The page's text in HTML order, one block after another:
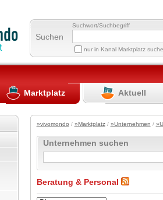
Suchen
Suchwort/Suchbegriff
nur in Kanal Marktplatz
Marktplatz Aktuell
»vivomondo / »Marktplatz/ »Unternehmen /
Unternehmen suchen
Beratung & Personal